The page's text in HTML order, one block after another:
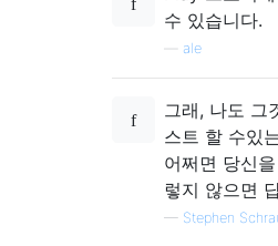
수 있습니다.
ale
그래, 나도 그
스트 할 수있
어쩌면 당신
렇지 않으면
— Stephen